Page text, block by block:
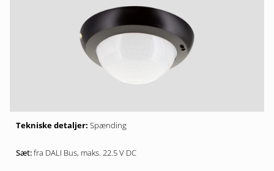
Spænding
fra DALI Bus, maks. 22.5 V DC